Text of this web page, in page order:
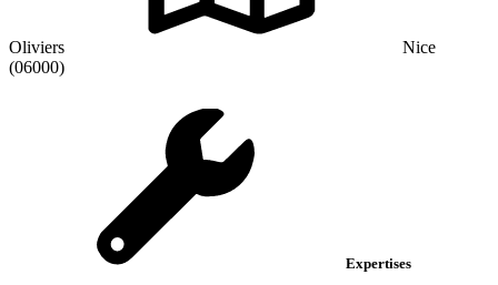
Oliviers
Nice
(06000)
Expertises